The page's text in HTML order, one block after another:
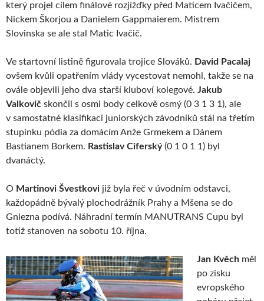
který projel cílem finálové rozjížďky před Maticem Ivačičem,
Nickem Škorjou a Danielem Gappmaierem. Mistrem
Slovinska se ale stal Matic Ivačič.
Ve startovní listině figurovala trojice Slováků. David Pacalaj
ovšem kvůli opatřením vlády vycestovat nemohl, takže se na
ovále objevili jeho dva starší kluboví kolegové. Jakub
Valkovič skončil s osmi body celkově osmý (0 3 1 3 1), ale
v samostatné klasifikaci juniorských závodníků stál na třetím
stupínku pódia za domácím Anže Grmekem a Dánem
Bastianem Borkem. Rastislav Ciferský(0 1 0 1 1) byl
dvanáctý.
O Martinovi Švestkovi již byla řeč v úvodním odstavci,
každopádně bývalý plochodrážník Prahy a Mšena se do
Gniezna podívá. Náhradní termín MANUTRANS Cupu byl
totiž stanoven na sobotu 10. října.
Jan Kvěch měl
po zisku
evropského